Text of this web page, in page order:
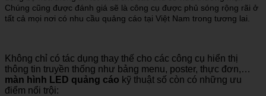
Chúng cũng được đánh giá sẽ là công cụ được phủ sóng rộng rãi ở
tất cả mọi nơi có nhu cầu quảng cáo tại Việt Nam trong tương lai.
Không chỉ có tác dụng thay thế cho các công cụ hiển thị
thông tin truyền thống như bảng menu, poster, thực đơn,…
màn hình LED quảng cáo kỹ thuật số còn có những ưu
điểm nổi trội: